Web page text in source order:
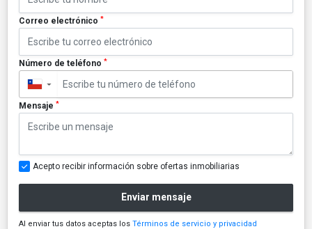
Correo electrónico *
Número de teléfono *
▼
Mensaje *
Acepto recibir información sobre ofertas inmobiliarias
Enviar mensaje
Al enviar tus datos aceptas los Términos de servicio y privacidad